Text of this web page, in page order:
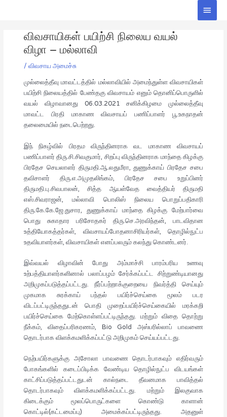
Main
விவசாயிகள் பயிற்சி நிலைய வயல்
விழா – மல்லாவி
/ விவசாய அமைச்சு
முல்லைத்தீவு மாவட்டத்தில் மல்லாவியில் அமைந்துள்ள விவசாயிகள்
பயிற்சி நிலையத்தில் பேண்தகு விவசாயம் எனும் தொனிப்பொருளில்
வயல் விழாவானது 06.03.2021 சனிக்கிழமை முல்லைத்தீவு
மாவட்ட பிரதி மாகாண விவசாயப் பணிப்பாளர் பூ.உகநாதன்
தலைமையில் நடைபெற்றது.
இந் நிகழ்வில் பிரதம விருந்தினராக வட மாகாண விவசாயப்
பணிப்பாளர் திரு.சி.சிவகுமார், சிறப்பு விருந்தினராக மாந்தை கிழக்கு
பிரதேச செயலாளர் திருமதி.ஆ.லதுமீரா, துணுக்காய் பிரதேச சபை
தவிசாளர் திரு.எ.அமுதலிங்கம், பிரதேச சபை உறுப்பினர்
திருமதி.பு.சிவபாலன், சித்த ஆயள்வேத வைத்தியர் திருமதி
எஸ்.சிவராஜன், மல்லாவி பொலிஸ் நிலைய பொறுப்பதிகாரி
திரு.கே.கே.ஜே.துசார, துணுக்காய் மாந்தை கிழக்கு மேற்பார்வை
பொது சுகாதார பரிசோதகர் திரு.செ.அரவிந்தன், பாடவிதான
உத்தியோகத்தர்கள், விவசாயப்போதனாசிரியர்கள், தொழில்நுட்ப
உதவியாளர்கள், விவசாயிகள் எனப்பலரும் கலந்து கொண்டனர்.
இவ்வயல் விழாவின் போது அம்மாச்சி பாரம்பரிய உணவு
உற்பத்தியாளர்களினால் பலாப்பழம் சேர்க்கப்பட்ட சிற்றுண்டியானது
அறிமுகப்படுத்தப்பட்டது. நீர்ப்பற்றாக்குறையை நிவர்த்தி செய்யும்
முகமாக சுரக்காய் பந்தல் பயிர்ச்செய்கை மூலம் படர
விடப்பட்டிருந்ததுடன் பொதி முறைப்பயிர்ச்செய்கையில் மரக்கறி
பயிர்ச்செய்கை மேற்கொள்ளப்பட்டிருந்தது. மற்றும் விதை தொற்று
நீக்கம், விதைப்பரிகரணம், Bio Gold அஸ்பரில்லாப் பாவணை
தொடர்பாக விளக்கமளிக்கப்பட்டு அறிமுகம் செய்யப்பட்டது.
நெற்பயிர்களுக்கு அசோலா பாவணை தொடர்பாகவும் எதிர்வரும்
போகங்களில் கடைப்பிடிக்க வேண்டிய தொழில்நுட்ப விடயங்கள்
காட்சிப்படுத்தப்பட்டதுடன் கால்நடை தீவனமாக பாவித்தல்
தொடர்பாகவும் விளக்கமளிக்கப்பட்டது. மற்றும் இலகுவாக
கிடைக்கும் மூலப்பொருட்களை கொண்டு காளான்
கொட்டில்(கட்டமைப்பு) அமைக்கப்பட்டிருந்தது. அதனுள்
navigation